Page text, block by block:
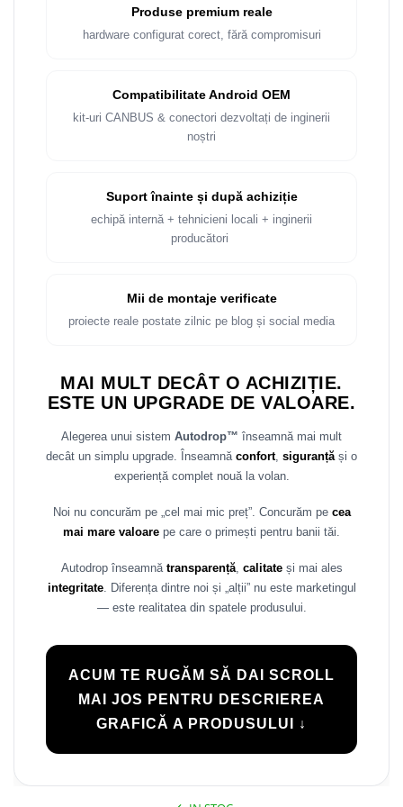
Rame adaptoare Dacia
Rame adaptoare BMW
Rame adaptoare Volvo
Rame Adaptoare Porsche
Rame adaptoare Citroen
Rame adaptoare Mazda
Rame adaptoare Kia
Rame adaptoare Nissan
Rame adaptoare Hyundai
Rame adaptoare Chevrolet
Rame adaptoare Mitsubishi
Produse premium reale
hardware configurat corect, fără compromisuri
Compatibilitate Android OEM
kit-uri CANBUS & conectori dezvoltați de inginerii
noștri
Suport înainte și după achiziție
echipă internă + tehnicieni locali + inginerii
producători
Mii de montaje verificate
proiecte reale postate zilnic pe blog și social media
MAI MULT DECÂT O ACHIZIȚIE.
ESTE UN UPGRADE DE VALOARE.
Alegerea unui sistem Autodrop™ înseamnă mai mult
decât un simplu upgrade. Înseamnă confort, siguranțăși o
experiență complet nouă la volan.
Noi nu concurăm pe „cel mai mic preț”. Concurăm pe cea
mai mare valoare pe care o primești pentru banii tăi.
Autodrop înseamnă transparență, calitateși mai ales
integritate. Diferența dintre noi și „alții” nu este marketingul
— este realitatea din spatele produsului.
ACUM TE RUGĂM SĂ DAI SCROLL
MAI JOS PENTRU DESCRIEREA
GRAFICĂ A PRODUSULUI ↓